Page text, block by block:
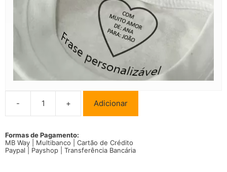
-
Quantidade
de
Apaixonei-
me
+ Adicionar
Formas de Pagamento:
MB Way | Multibanco | Cartão de Crédito
Paypal | Payshop | Transferência Bancária